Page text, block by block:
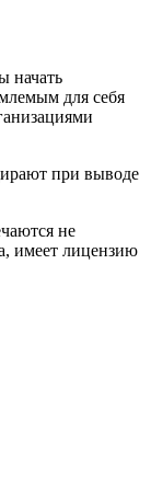
начать
для себя
при выводе
не
имеет лицензию